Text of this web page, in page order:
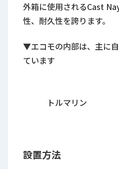
外箱に使用されるCast
性、耐久性を誇ります。
▼エコモの内部は、主に
ています
トルマリン
設置方法